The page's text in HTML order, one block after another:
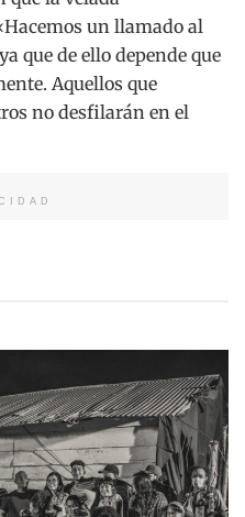
un llamado al
que de ello depende que
Aquellos que
no desfilarán en el